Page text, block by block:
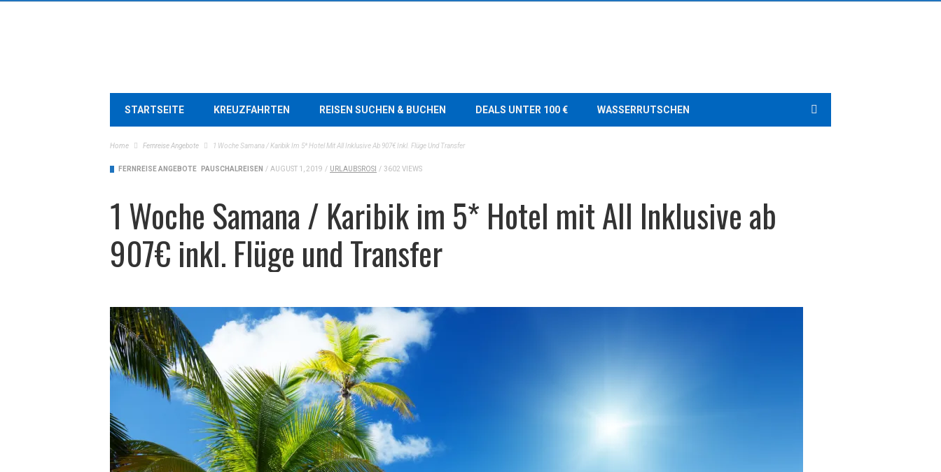
STARTSEITE KREUZFAHRTEN REISEN SUCHEN & BUCHEN DEALS UNTER 100 € WASSERRUTSCHEN
Home Fernreise Angebote 1 Woche Samana / Karibik Im 5* Hotel Mit All Inklusive Ab 907€ Inkl. Flüge Und Transfer
FERNREISE ANGEBOTE PAUSCHALREISEN / AUGUST 1, 2019 / URLAUBSROSI / 3602 VIEWS
1 Woche Samana / Karibik im 5* Hotel mit All Inklusive ab
907€ inkl. Flüge und Transfer